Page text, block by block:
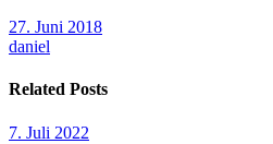
27. Juni 2018
daniel
Related Posts
7. Juli 2022